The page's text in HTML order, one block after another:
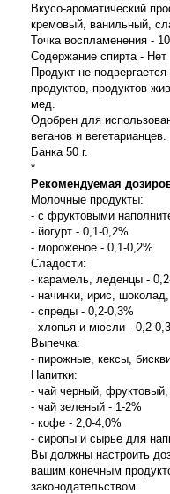
Вкусо-ароматический
кремовый, ванильный,
Точка воспламенения -
Содержание спирта - Нет
Продукт не
продуктов, продуктов
мед.
Одобрен для
веганов и вегетарианцев.
Банка 50 г.
*
Рекомендуемая
Молочные продукты:
- с фруктовыми
- йогурт - 0,1-0,2%
- мороженое - 0,1-0,2%
Сладости:
- карамель, леденцы -
- начинки, ирис,
- спреды - 0,2-0,3%
- хлопья и мюсли - 0,2-
Выпечка:
- пирожные, кексы,
Напитки:
- чай черный,
- чай зеленый - 1-2%
- кофе - 2,0-4,0%
- сиропы и сырье для
Вы должны настроить
вашим конечным
законодательством.